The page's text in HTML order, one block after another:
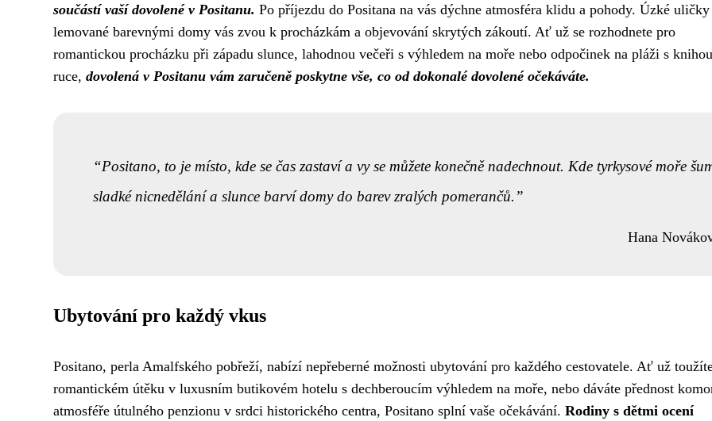
součástí vaší dovolené v Positanu. Po příjezdu do Positana na vás dýchne atmosféra klidu a pohody. Úzké uličky
lemované barevnými domy vás zvou k procházkám a objevování skrytých zákoutí. Ať už se rozhodnete pro
romantickou procházku při západu slunce, lahodnou večeři s výhledem na moře nebo odpočinek na pláži s
ruce, dovolená v Positanu vám zaručeně poskytne vše, co od dokonalé dovolené očekáváte.
Positano, to je místo, kde se čas zastaví a vy se můžete konečně nadechnout. Kde tyrkysové moře
sladké nicnedělání a slunce barví domy do barev zralých pomerančů.
Hana
Ubytování pro každý vkus
Positano, perla Amalfského pobřeží, nabízí nepřeberné možnosti ubytování pro každého cestovatele. Ať už
romantickém útěku v luxusním butikovém hotelu s dechberoucím výhledem na moře, nebo dáváte přednost
atmosféře útulného penzionu v srdci historického centra, Positano splní vaše očekávání. Rodiny s dětmi ocení